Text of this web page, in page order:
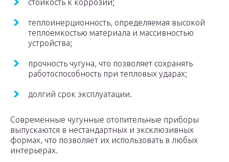
стойкость к коррозии;
теплоинерционность, определяемая высокой
теплоемкостью материала и массивностью
устройства;
прочность чугуна, что позволяет сохранять
работоспособность при тепловых ударах;
долгий срок эксплуатации.
Современные чугунные отопительные приборы
выпускаются в нестандартных и эксклюзивных
формах, что позволяет их использовать в любых
интерьерах.